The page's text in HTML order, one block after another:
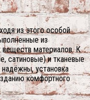
из этого особой
из
материалов. К
сатиновые) и тканевые
установка
комфортного